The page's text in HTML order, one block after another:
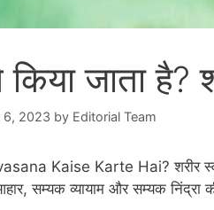
जाता
6, 2023 by Editorial Team
Kaise Karte Hai? शरीर
सम्यक व्यायाम और सम्यक निंद्रा